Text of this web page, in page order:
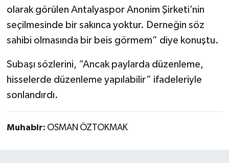
olarak görülen Antalyaspor Anonim Şirketi’nin
seçilmesinde bir sakınca yoktur. Derneğin söz
sahibi olmasında bir beis görmem” diye konuştu.
Subaşı sözlerini, “Ancak paylarda düzenleme,
hisselerde düzenleme yapılabilir” ifadeleriyle
sonlandırdı.
Muhabir: OSMAN ÖZTOKMAK